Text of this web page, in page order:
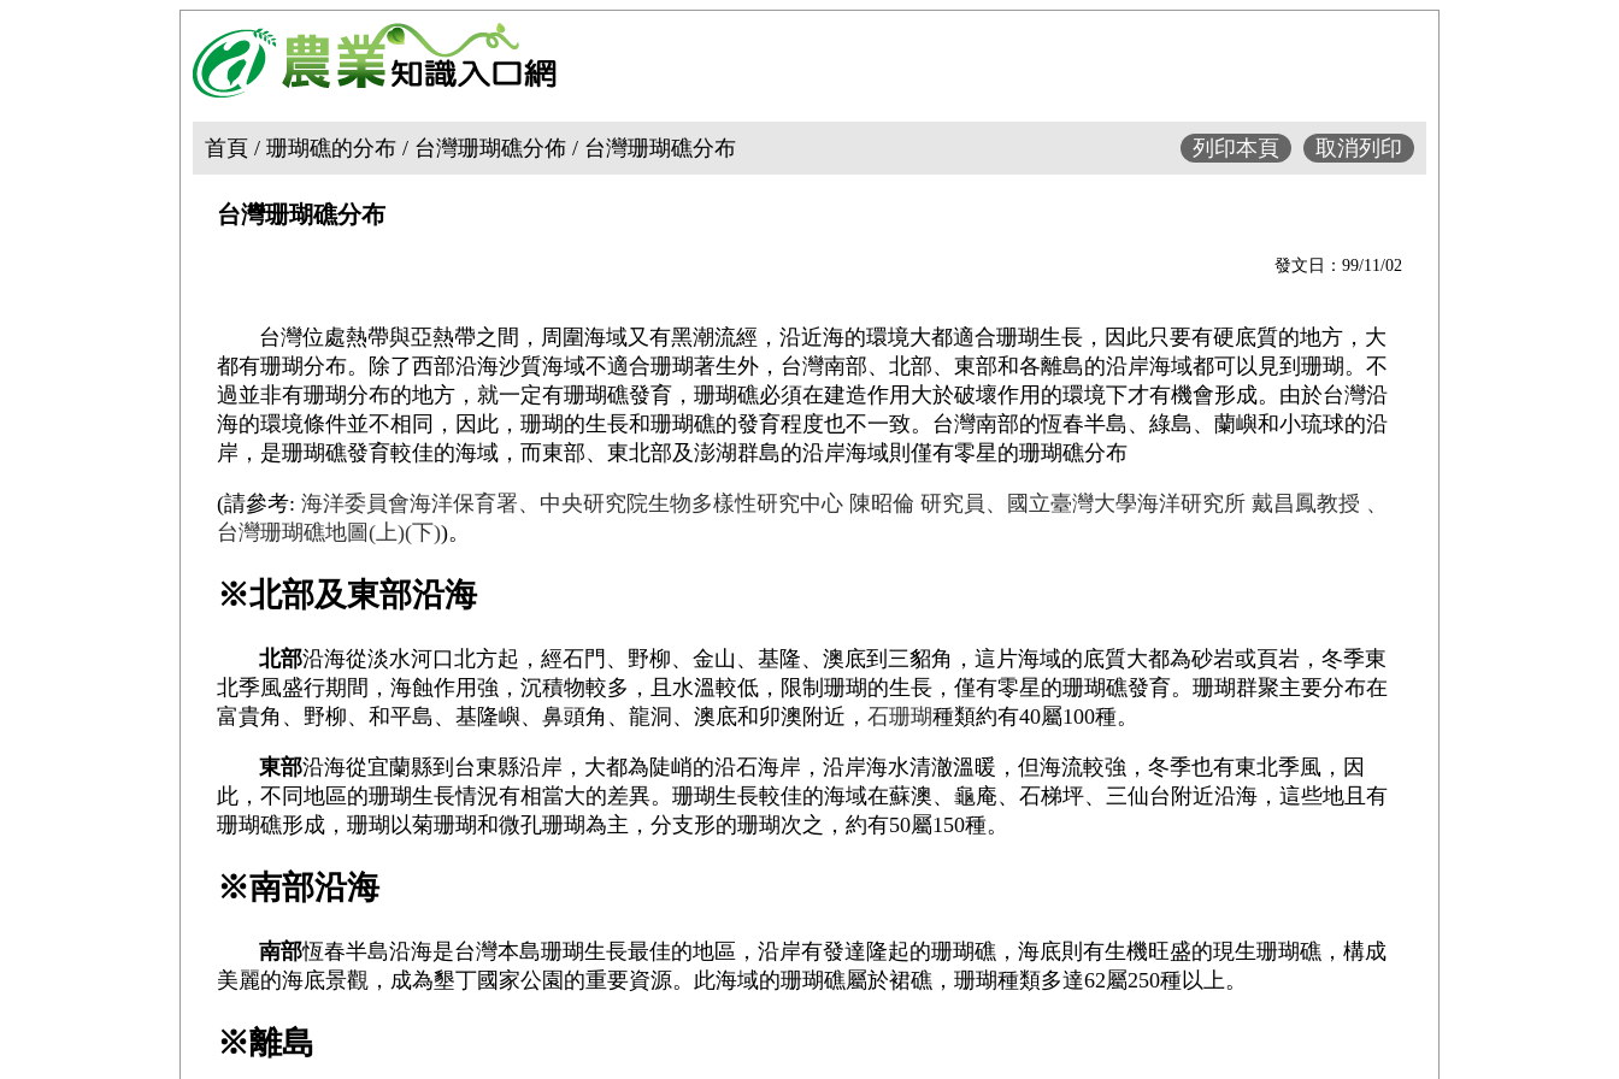
首頁 / 珊瑚礁的分布 / 台灣珊瑚礁分佈 / 台灣珊瑚礁分布 取消列印
列印本頁
台灣珊瑚礁分布
發文日：99/11/02
台灣位處熱帶與亞熱帶之間，周圍海域又有黑潮流經，沿近海的環境大都適合珊瑚生長，因此只要有硬底質的地方，大
都有珊瑚分布。除了西部沿海沙質海域不適合珊瑚著生外，台灣南部、北部、東部和各離島的沿岸海域都可以見到珊瑚。不
過並非有珊瑚分布的地方，就一定有珊瑚礁發育，珊瑚礁必須在建造作用大於破壞作用的環境下才有機會形成。由於台灣沿
海的環境條件並不相同，因此，珊瑚的生長和珊瑚礁的發育程度也不一致。台灣南部的恆春半島、綠島、蘭嶼和小琉球的沿
岸，是珊瑚礁發育較佳的海域，而東部、東北部及澎湖群島的沿岸海域則僅有零星的珊瑚礁分布
(請參考: 海洋委員會海洋保育署、中央研究院生物多樣性研究中心 陳昭倫 研究員、國立臺灣大學海洋研究所 戴昌鳳教授 、
台灣珊瑚礁地圖(上)(下))。
※北部及東部沿海
北部沿海從淡水河口北方起，經石門、野柳、金山、基隆、澳底到三貂角，這片海域的底質大都為砂岩或頁岩，冬季東
北季風盛行期間，海蝕作用強，沉積物較多，且水溫較低，限制珊瑚的生長，僅有零星的珊瑚礁發育。珊瑚群聚主要分布在
富貴角、野柳、和平島、基隆嶼、鼻頭角、龍洞、澳底和卯澳附近， 石珊瑚種類約有40屬100種。
東部沿海從宜蘭縣到台東縣沿岸，大都為陡峭的沿石海岸，沿岸海水清澈溫暖，但海流較強，冬季也有東北季風，因
此，不同地區的珊瑚生長情況有相當大的差異。珊瑚生長較佳的海域在蘇澳、龜庵、石梯坪、三仙台附近沿海，這些地且有
珊瑚礁形成，珊瑚以菊珊瑚和微孔珊瑚為主，分支形的珊瑚次之，約有50屬150種。
※南部沿海
南部恆春半島沿海是台灣本島珊瑚生長最佳的地區，沿岸有發達隆起的珊瑚礁，海底則有生機旺盛的現生珊瑚礁，構成
美麗的海底景觀，成為墾丁國家公園的重要資源。此海域的珊瑚礁屬於裙礁，珊瑚種類多達62屬250種以上。
※離島